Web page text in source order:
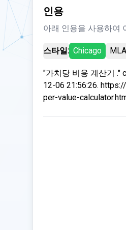
인용
아래 인용을 사용하여
스타일: Chicago MLA
"가치당 비용 계산기 ."
12-06 21:56:26.
per-value-